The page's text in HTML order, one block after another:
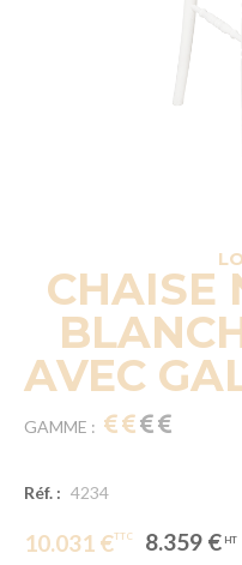
CHAISE
AVEC
GAMME :
Réf. : 4234
10.031 € 8.359 €